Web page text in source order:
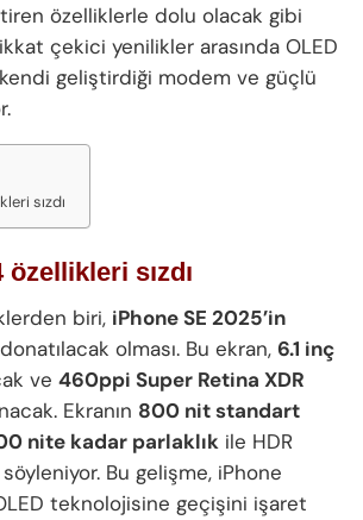
özelliklerle dolu olacak gibi
çekici yenilikler arasında OLED
kendi geliştirdiği modem ve güçlü
sızdı
sızdı
biri, iPhone SE 2025’in
olması. Bu ekran, 6.1 inç
ve 460ppi Super Retina XDR
Ekranın 800 nit standart
nite kadar parlaklık ile HDR
Bu gelişme, iPhone
teknolojisine geçişini işaret